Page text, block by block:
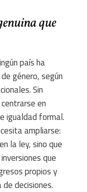
que
país ha
género, según
Sin
en
igualdad formal.
ampliarse:
la ley, sino que
que
propios y
decisiones.